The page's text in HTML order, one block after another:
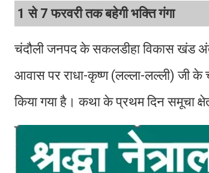
1 से 7 फरवरी तक बहेगी भक्ति गंगा
चंदौली जनपद के सकलडीहा विकास खंड
आवास पर राधा-कृष्ण (लल्ला-लल्ली) जी के
किया गया है। कथा के प्रथम दिन समूचा